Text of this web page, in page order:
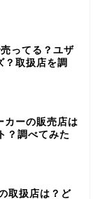
ってる？ユザ
？取扱店を調
ーの販売店は
？調べてみた
取扱店は？ど